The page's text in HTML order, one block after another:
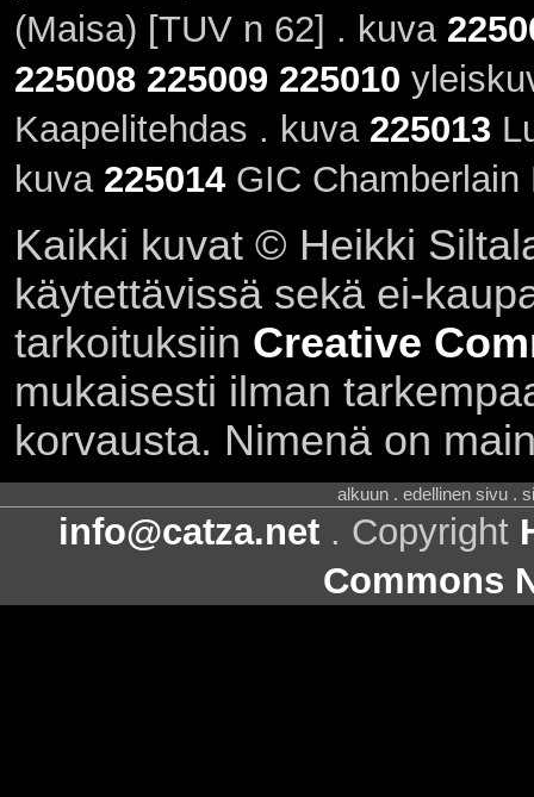
(Maisa) [TUV n 62] . kuva
225008 225009 225010
Kaapelitehdas . kuva 225013
kuva 225014GIC Chamberlain
Kaikki kuvat © Heikki
käytettävissä sekä ei-
tarkoituksiin Creative
mukaisesti ilman
korvausta. Nimenä on
alkuun . edellinen sivu .
info@catza.net . Copyright
Commons